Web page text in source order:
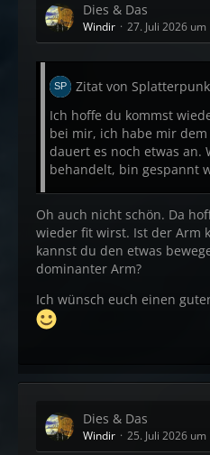
Dies & Das
Windir 27. Juli 2026 um
Zitat von
Ich hoffe du kommst
bei mir, ich habe mir
dauert es noch etwas an.
behandelt, bin gespannt
Oh auch nicht schön. Da
wieder fit wirst. Ist der Arm
kannst du den etwas
dominanter Arm?
Ich wünsch euch einen
Dies & Das
Windir 25. Juli 2026 um